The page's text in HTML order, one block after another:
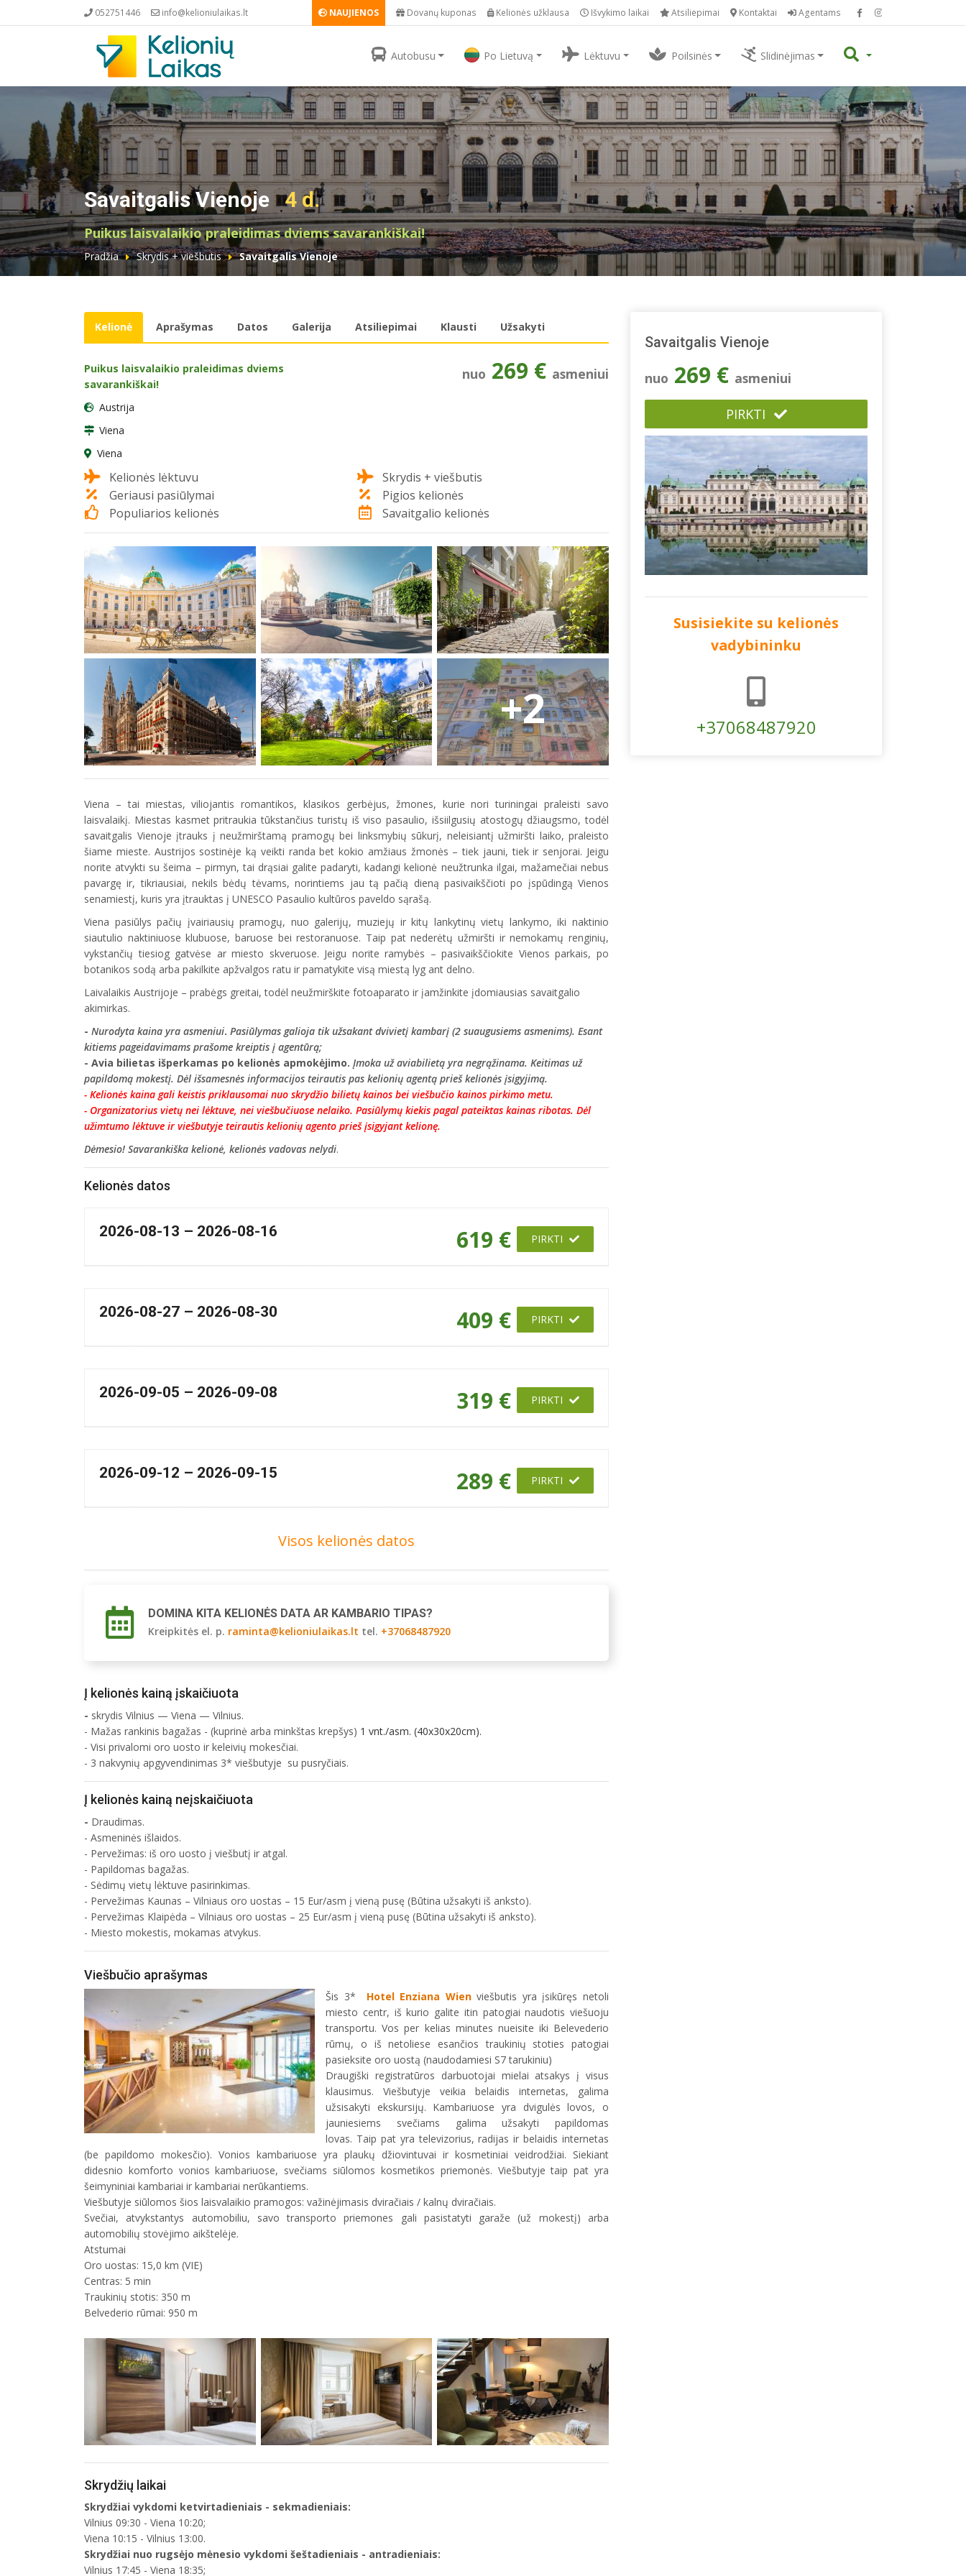
052751446 info@kelioniulaikas.lt NAUJIENOS Dovanų kuponas Kelionės užklausa Išvykimo laikai Atsiliepimai Kontaktai Agentams
Autobusu Po Lietuvą Lėktuvu Poilsinės Slidinėjimas
Savaitgalis Vienoje 4 d.
Puikus laisvalaikio praleidimas dviems savarankiškai!
Pradžia Skrydis + viešbutis Savaitgalis Vienoje
Kelionė Aprašymas Datos Galerija Atsiliepimai Klausti Užsakyti
Puikus laisvalaikio praleidimas dviems
savarankiškai!
Austrija
Viena
Viena
nuo 269 € asmeniui
Kelionės lėktuvu
Skrydis + viešbutis
Geriausi pasiūlymai
Pigios kelionės
Populiarios kelionės
Savaitgalio kelionės
+2
Viena – tai miestas, viliojantis romantikos, klasikos gerbėjus, žmones, kurie nori turiningai praleisti savo
laisvalaikį. Miestas kasmet pritraukia tūkstančius turistų iš viso pasaulio, išsiilgusių atostogų džiaugsmo, todėl
savaitgalis Vienoje įtrauks į neužmirštamą pramogų bei linksmybių sūkurį, neleisiantį užmiršti laiko, praleisto
šiame mieste. Austrijos sostinėje ką veikti randa bet kokio amžiaus žmonės – tiek jauni, tiek ir senjorai. Jeigu
norite atvykti su šeima – pirmyn, tai drąsiai galite padaryti, kadangi kelionė neužtrunka ilgai, mažamečiai nebus
pavargę ir, tikriausiai, nekils bėdų tėvams, norintiems jau tą pačią dieną pasivaikščioti po įspūdingą Vienos
senamiestį, kuris yra įtrauktas į UNESCO Pasaulio kultūros paveldo sąrašą.
Viena pasiūlys pačių įvairiausių pramogų, nuo galerijų, muziejų ir kitų lankytinų vietų lankymo, iki naktinio
siautulio naktiniuose klubuose, baruose bei restoranuose. Taip pat nederėtų užmiršti ir nemokamų renginių,
vykstančių tiesiog gatvėse ar miesto skveruose. Jeigu norite ramybės – pasivaikščiokite Vienos parkais, po
botanikos sodą arba pakilkite apžvalgos ratu ir pamatykite visą miestą lyg ant delno.
Laivalaikis Austrijoje – prabėgs greitai, todėl neužmirškite fotoaparato ir įamžinkite įdomiausias savaitgalio
akimirkas.
- Nurodyta kaina yra asmeniui. Pasiūlymas galioja tik užsakant dvivietį kambarį (2 suaugusiems asmenims). Esant
kitiems pageidavimams prašome kreiptis į agentūrą;
- Avia bilietas išperkamas po kelionės apmokėjimo. Įmoka už aviabilietą yra negrąžinama. Keitimas už
papildomą mokestį. Dėl išsamesnės informacijos teirautis pas kelionių agentą prieš kelionės įsigyjimą.
- Kelionės kaina gali keistis priklausomai nuo skrydžio bilietų kainos bei viešbučio kainos pirkimo metu.
- Organizatorius vietų nei lėktuve, nei viešbučiuose nelaiko. Pasiūlymų kiekis pagal pateiktas kainas ribotas. Dėl
užimtumo lėktuve ir viešbutyje teirautis kelionių agento prieš įsigyjant kelionę.
Dėmesio! Savarankiška kelionė, kelionės vadovas nelydi.
Kelionės datos
2026-08-13 – 2026-08-16 619 € PIRKTI
2026-08-27 – 2026-08-30 409 € PIRKTI
2026-09-05 – 2026-09-08 319 € PIRKTI
2026-09-12 – 2026-09-15 289 € PIRKTI
Visos kelionės datos
DOMINA KITA KELIONĖS DATA AR KAMBARIO TIPAS?
Kreipkitės el. p. raminta@kelioniulaikas.lt tel. +37068487920
Į kelionės kainą įskaičiuota
- skrydis Vilnius — Viena — Vilnius.
- Mažas rankinis bagažas - (kuprinė arba minkštas krepšys) 1 vnt./asm. (40x30x20cm).
- Visi privalomi oro uosto ir keleivių mokesčiai.
- 3 nakvynių apgyvendinimas 3* viešbutyje su pusryčiais.
Į kelionės kainą neįskaičiuota
- Draudimas.
- Asmeninės išlaidos.
- Pervežimas: iš oro uosto į viešbutį ir atgal.
- Papildomas bagažas.
- Sėdimų vietų lėktuve pasirinkimas.
- Pervežimas Kaunas – Vilniaus oro uostas – 15 Eur/asm į vieną pusę (Būtina užsakyti iš anksto).
- Pervežimas Klaipėda – Vilniaus oro uostas – 25 Eur/asm į vieną pusę (Būtina užsakyti iš anksto).
- Miesto mokestis, mokamas atvykus.
Viešbučio aprašymas
Šis 3* Hotel Enziana Wienviešbutis yra įsikūręs netoli
miesto centr, iš kurio galite itin patogiai naudotis viešuoju
transportu. Vos per kelias minutes nueisite iki Belevederio
rūmų, o iš netoliese esančios traukinių stoties patogiai
pasieksite oro uostą (naudodamiesi S7 tarukiniu)
Draugiški registratūros darbuotojai mielai atsakys į visus
klausimus. Viešbutyje veikia belaidis internetas, galima
užsisakyti ekskursijų. Kambariuose yra dvigulės lovos, o
jauniesiems svečiams galima užsakyti papildomas
lovas. Taip pat yra televizorius, radijas ir belaidis internetas
(be papildomo mokesčio). Vonios kambariuose yra plaukų džiovintuvai ir kosmetiniai veidrodžiai. Siekiant
didesnio komforto vonios kambariuose, svečiams siūlomos kosmetikos priemonės. Viešbutyje taip pat yra
šeimyniniai kambariai ir kambariai nerūkantiems.
Viešbutyje siūlomos šios laisvalaikio pramogos: važinėjimasis dviračiais / kalnų dviračiais.
Svečiai, atvykstantys automobiliu, savo transporto priemones gali pasistatyti garaže (už mokestį) arba
automobilių stovėjimo aikštelėje.
Atstumai
Oro uostas: 15,0 km (VIE)
Centras: 5 min
Traukinių stotis: 350 m
Belvederio rūmai: 950 m
Skrydžių laikai
Skrydžiai vykdomi ketvirtadieniais - sekmadieniais:
Vilnius 09:30 - Viena 10:20;
Viena 10:15 - Vilnius 13:00.
Skrydžiai nuo rugsėjo mėnesio vykdomi šeštadieniais - antradieniais:
Vilnius 17:45 - Viena 18:35;
Savaitgalis Vienoje
nuo 269 € asmeniui
PIRKTI
Susisiekite su kelionės
vadybininku
+37068487920